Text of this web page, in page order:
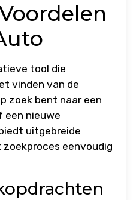
tool die
vinden van de
zoek bent naar een
een nieuwe
uitgebreide
eenvoudig